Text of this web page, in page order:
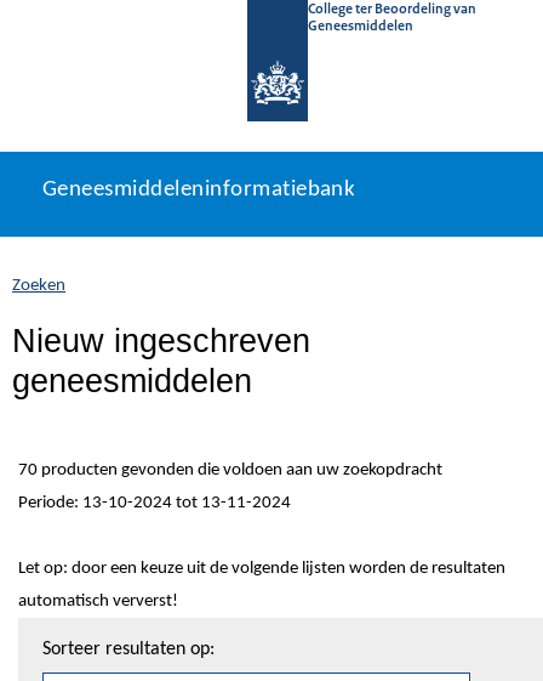
College ter Beoordeling van
Geneesmiddelen
naar
Geneesmiddeleninformatiebank
U
zich
hier:
Geneesmiddeleninformatiebank
Zoeken
Nieuw ingeschreven
geneesmiddelen
70 producten gevonden die voldoen aan uw zoekopdracht
Periode: 13-10-2024 tot 13-11-2024
Let op: door een keuze uit de volgende lijsten worden de resultaten
automatisch ververst!
Sorteer resultaten op: